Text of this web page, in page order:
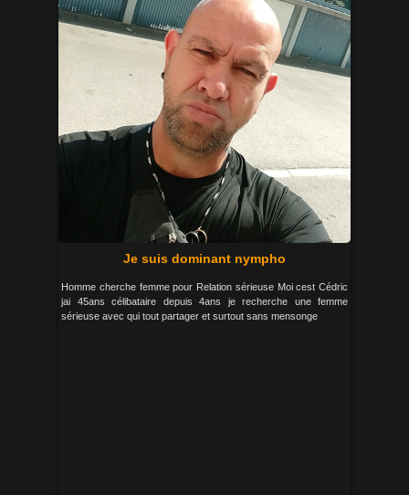
Je suis dominant nympho
Homme cherche femme pour Relation sérieuse Moi cest Cédric
jai 45ans célibataire depuis 4ans je recherche une femme
sérieuse avec qui tout partager et surtout sans mensonge